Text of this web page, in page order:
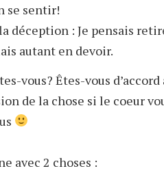
se sentir!
déception : Je pensais
autant en devoir.
vous? Êtes-vous
de la chose si le coeur
avec 2 choses :